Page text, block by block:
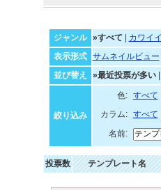
ジャンル
»すべて カワイイ
表示形式
サムネイルビュー
並び替え
»最近投票が多い|
絞り込み
色: すべて
カラム:
すべて
名前:
投票数 テンプレート名